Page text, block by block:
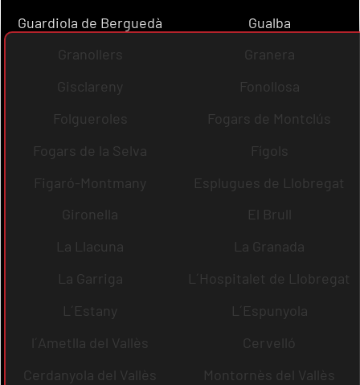
Guardiola de Berguedà
Gualba
Granollers
Granera
Gisclareny
Fonollosa
Folgueroles
Fogars de Montclús
Fogars de la Selva
Fígols
Figaró-Montmany
Esplugues de Llobregat
Gironella
El Brull
La Llacuna
La Granada
La Garriga
L´Hospitalet de Llobregat
L´Estany
L´Espunyola
l´Ametlla del Vallès
Cervelló
Cerdanyola del Vallès
Montornès del Vallès